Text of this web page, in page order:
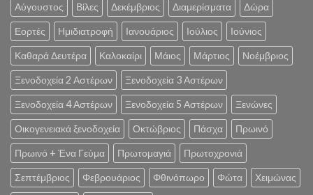
Αύγουστος Βίλες Δεκέμβριος Διαμερίσματα Δώρα
Εορτές Ημιδιατροφή Ιανουάριος Ιούλιος Ιούνιος
Καθαρά Δευτέρα Καλοκαίρι Μάιος Μάρτιος Νοέμβριος
Ξενοδοχεία 2 Αστέρων Ξενοδοχεία 3 Αστέρων
Ξενοδοχεία 4 Αστέρων Ξενοδοχεία 5 Αστέρων Ξενώνες
Οικογενειακά ξενοδοχεία Οκτώβριος Πάσχα Πρωινό
Πρωινό + Ένα Γεύμα Πρωτομαγιά Πρωτοχρονιά
Σεπτέμβριος Φεβρουάριος Φθινόπωρο Φώτα Χειμώνας